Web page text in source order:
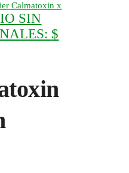
Calmatoxin x
SIN
$